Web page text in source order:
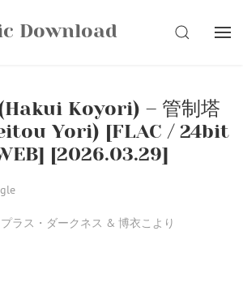
Download SEARCH
Koyori) – 管制塔
Yori) [FLAC / 24bit
[2026.03.29]
ラス・ダークネス & 博衣こより